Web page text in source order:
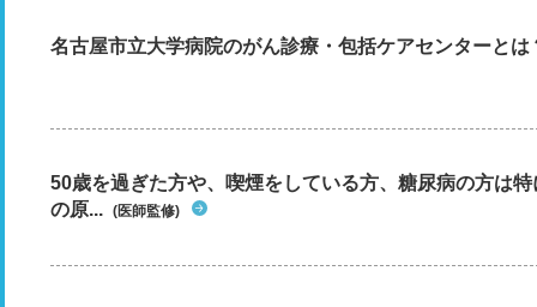
名古屋市立大学病院のがん診療・包括ケアセンターとは
50歳を過ぎた方や、喫煙をしている方、糖尿病の方は
の原... (医師監修)